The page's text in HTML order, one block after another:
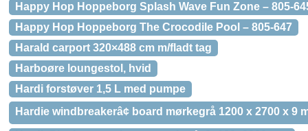
Happy Hop Hoppeborg Splash Wave Fun Zone – 805-
Happy Hop Hoppeborg The Crocodile Pool – 805-647
Harald carport 320×488 cm m/fladt tag
Harboøre loungestol, hvid
Hardi forstøver 1,5 L med pumpe
Hardie windbreakerâ¢ board mørkegrå 1200 x 2700 x 9